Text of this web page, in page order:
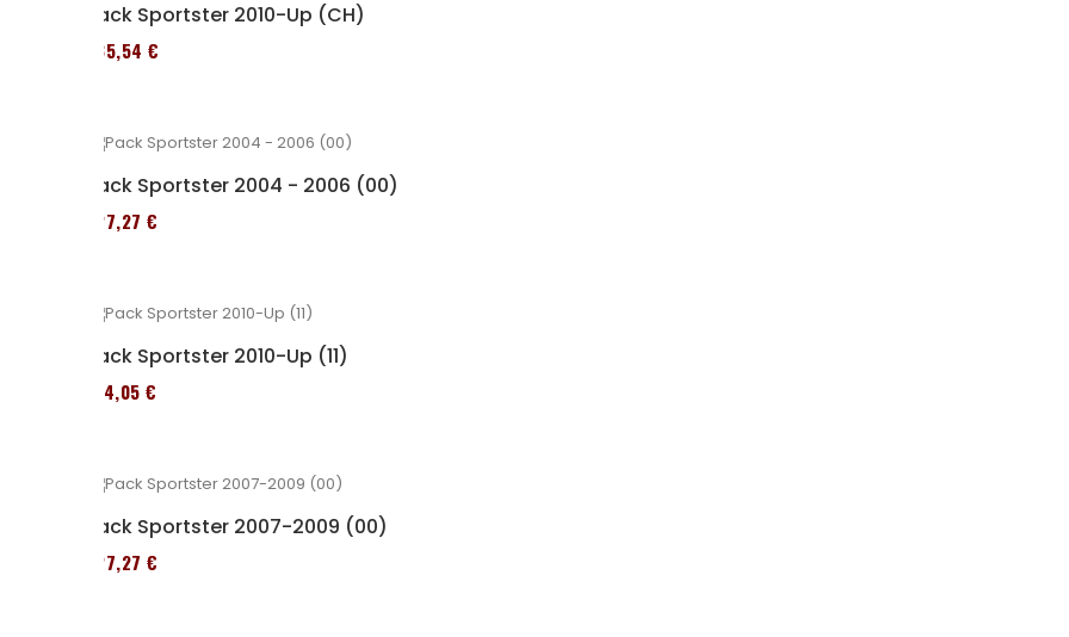
Pack Sportster 2010-Up (CH)
235,54 €
Pack Sportster 2004 - 2006 (00)
227,27 €
Pack Sportster 2010-Up (11)
314,05 €
Pack Sportster 2007-2009 (00)
227,27 €